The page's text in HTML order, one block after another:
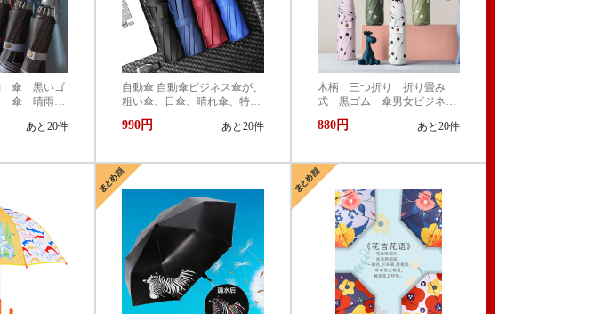
傘 黒いゴ
傘 晴雨兼
ビジネ
uvカット
あと20件
自動傘 自動傘ビジネス傘が、
粗い傘、日傘、晴れ傘、特注
広告ギフト傘を追加します。
990円 あと20件
木柄 三つ折り 折り畳み
式 黒ゴム 傘男女ビジネス
傘シンプル復古 晴れ傘
880円 あと20件